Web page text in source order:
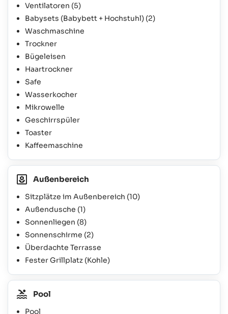
Ventilatoren (5)
Babysets (Babybett + Hochstuhl) (2)
Waschmaschine
Trockner
Bügeleisen
Haartrockner
Safe
Wasserkocher
Mikrowelle
Geschirrspüler
Toaster
Kaffeemaschine
Außenbereich
Sitzplätze im Außenbereich (10)
Außendusche (1)
Sonnenliegen (8)
Sonnenschirme (2)
Überdachte Terrasse
Fester Grillplatz (Kohle)
Pool
Pool